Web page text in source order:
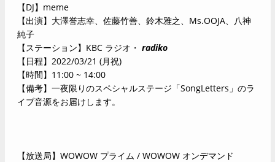
【DJ】 meme
【出演】大澤誉志幸、佐藤竹善、鈴木雅之、Ms.OOJA、八神
純子
【ステーション】KBC ラジオ・ radiko
【日程】2022/03/21 (月祝)
【時間】11:00 ~ 14:00
【備考】 一夜限りのスペシャルステージ「SongLetters」のラ
イブ音源をお届けします。
【放送局】WOWOW プライム / WOWOW オンデマンド